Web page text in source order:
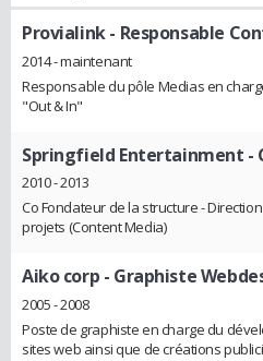
Provialink- Responsable
2014 - maintenant
Responsable du pôle Medias en
"Out & In"
Springfield Entertainment -
2010 - 2013
Co Fondateur de la structure -
projets (Content Media)
Aiko corp - Graphiste
2005 - 2008
Poste de graphiste en charge du
sites web ainsi que de créations